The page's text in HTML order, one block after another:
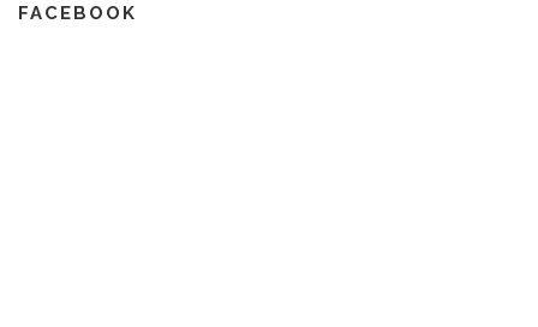
FACEBOOK